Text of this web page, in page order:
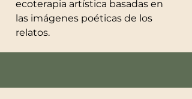
ecoterapia artística basadas en
las imágenes poéticas de los
relatos.